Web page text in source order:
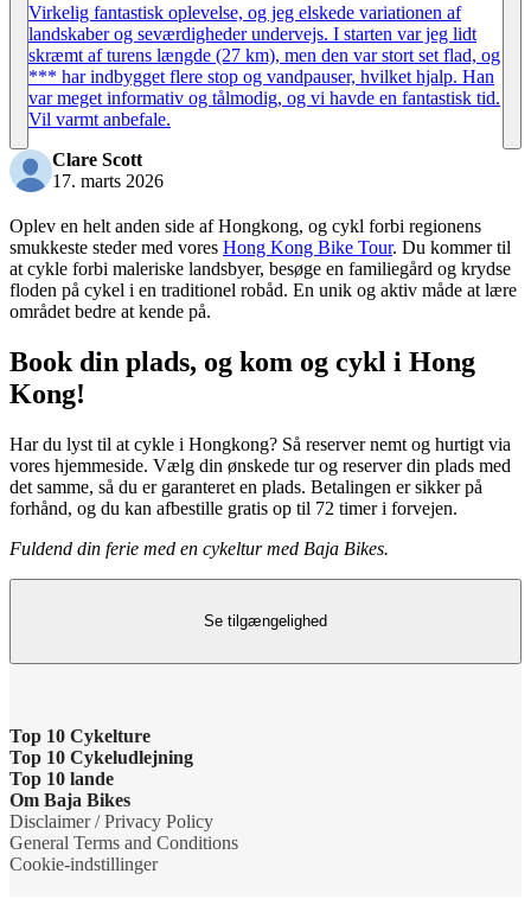
Virkelig fantastisk oplevelse, og jeg elskede variationen af
landskaber og seværdigheder undervejs. I starten var jeg lidt
skræmt af turens længde (27 km), men den var stort set flad, og
*** har indbygget flere stop og vandpauser, hvilket hjalp. Han
var meget informativ og tålmodig, og vi havde en fantastisk tid.
Vil varmt anbefale.
Clare Scott
17. marts 2026
Oplev en helt anden side af Hongkong, og cykl forbi regionens
smukkeste steder med vores Hong Kong Bike Tour. Du kommer til
at cykle forbi maleriske landsbyer, besøge en familiegård og krydse
floden på cykel i en traditionel robåd. En unik og aktiv måde at lære
området bedre at kende på.
Book din plads, og kom og cykl i Hong
Kong!
Har du lyst til at cykle i Hongkong? Så reserver nemt og hurtigt via
vores hjemmeside. Vælg din ønskede tur og reserver din plads med
det samme, så du er garanteret en plads. Betalingen er sikker på
forhånd, og du kan afbestille gratis op til 72 timer i forvejen.
Fuldend din ferie med en cykeltur med Baja Bikes.
Se tilgængelighed
Top 10 Cykelture
Cykeltur i Barcelona: højdepunkterne
Cykeltur i Berlin: højdepunkterne
Tur til Paris: højdepunkter
Top 10 Cykeludlejning
Barcelona Cykeludlejning
Berlin Cykeludlejning
Paris Cykeludlejning
Top 10 lande
Cykelture i Holland
Cykelture i Portugal
Om Baja Bikes
Kontakt os
Disclaimer / Privacy Policy
General Terms and Conditions
Cookie-indstillinger